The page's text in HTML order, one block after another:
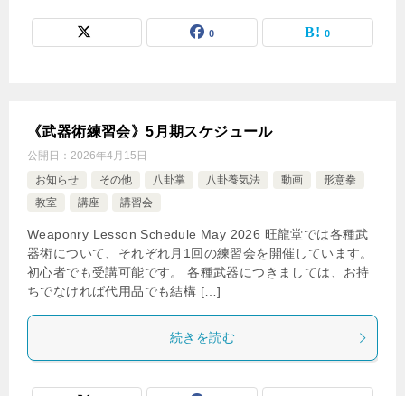
0 0
《武器術練習会》5月期スケジュール
公開日： 2026年4月15日
お知らせ
その他 八卦掌 八卦養気法 動画
形意拳
教室
講座 講習会
Weaponry Lesson Schedule May 2026 旺龍堂では各種武
器術について、それぞれ月1回の練習会を開催しています。
初心者でも受講可能です。 各種武器につきましては、お持
ちでなければ代用品でも結構 […]
続きを読む